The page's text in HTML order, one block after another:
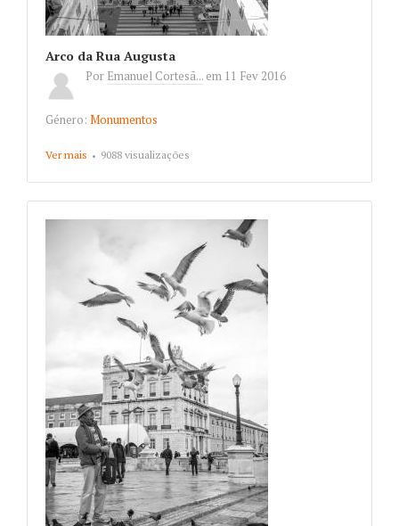
Arco da Rua Augusta
Por Emanuel Cortesã... em 11 Fev 2016
Género: Monumentos
Ver mais about Arco da Rua Augusta
9088 visualizações